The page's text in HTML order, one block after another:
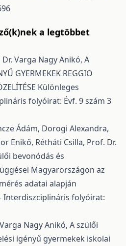
a legtöbbet
Varga Nagy Anikó, A
GYERMEKEK REGGIO
Különleges
folyóirat: Évf. 9 szám 3
Ádám, Dorogi Alexandra,
Enikő, Rétháti Csilla, Prof. Dr.
bevonódás és
Magyarországon az
adatai alapján
Interdiszciplináris folyóirat:
Nagy Anikó, A szülői
igényű gyermekek iskolai